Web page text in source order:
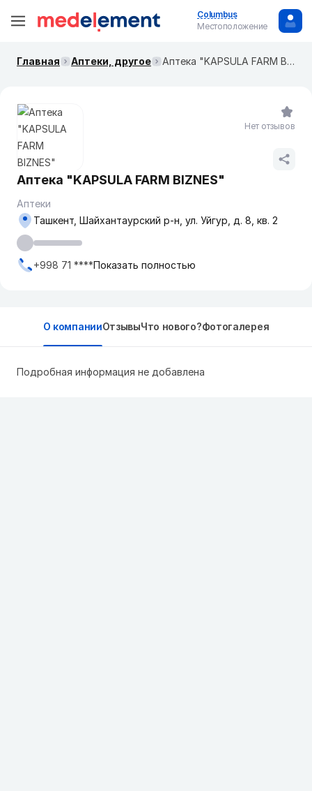
Columbus
Местоположение
Главная Аптеки, другое Аптека "KAPSULA FARM BIZNES"
Аптека "KAPSULA FARM BIZNES"
Аптеки
Ташкент, Шайхантаурский р-н, ул. Уйгур, д. 8, кв. 2
+998 71 ****Показать полностью
Нет отзывов
О компанииОтзывыЧто нового?Фотогалерея
Подробная информация не добавлена